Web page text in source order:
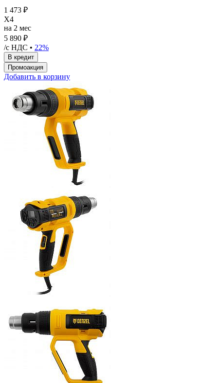
1 473 ₽
X4
на 2 мес
5 890 ₽
/с НДС • 22%
Добавить в корзину